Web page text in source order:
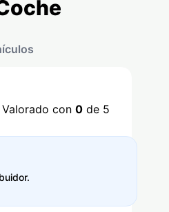
Valorado con 0 de 5